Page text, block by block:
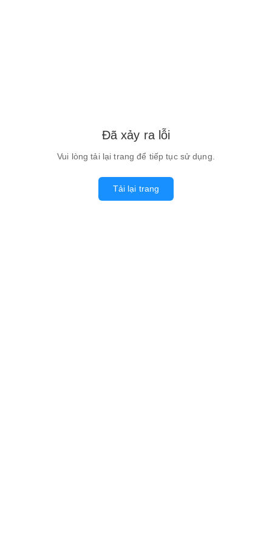
Đã xảy ra lỗi
Vui lòng tải lại trang để tiếp tục sử dụng.
Tải lại trang